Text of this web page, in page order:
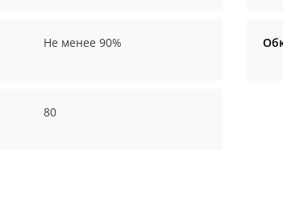
Не менее 90%
80